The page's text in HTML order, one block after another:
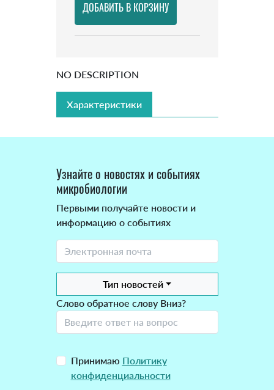
NO DESCRIPTION
Характеристики
Узнайте о новостях и событиях
микробиологии
Первыми получайте новости и
информацию о событиях
Тип новостей
Слово обратное слову Вниз?
Принимаю Политику
конфиденциальности